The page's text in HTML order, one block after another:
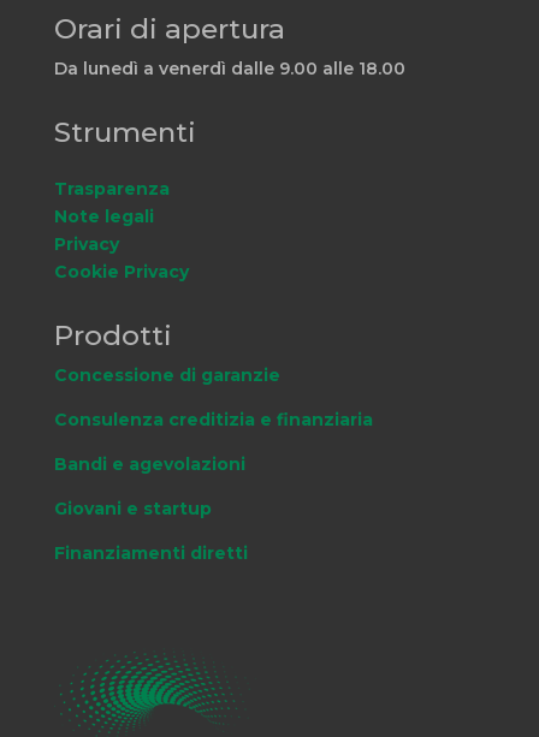
Orari di apertura
Da lunedì a venerdì dalle 9.00 alle 18.00
Strumenti
Trasparenza
Note legali
Privacy
Cookie Privacy
Prodotti
Concessione di garanzie
Consulenza creditizia e finanziaria
Bandi e agevolazioni
Giovani e startup
Finanziamenti diretti